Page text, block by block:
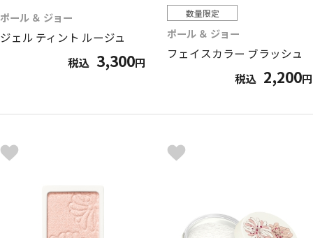
ポール ＆ ジョー
ジェル ティント ルージュ
税込 3,300円
数量限定
ポール ＆ ジョー
フェイスカラー ブラッシュ
税込 2,200円